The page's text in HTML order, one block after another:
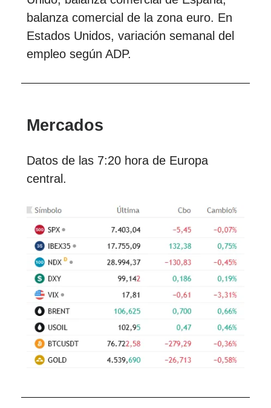
balanza comercial de la zona euro. En
Estados Unidos, variación semanal del
empleo según ADP.
Mercados
Datos de las 7:20 hora de Europa
central.